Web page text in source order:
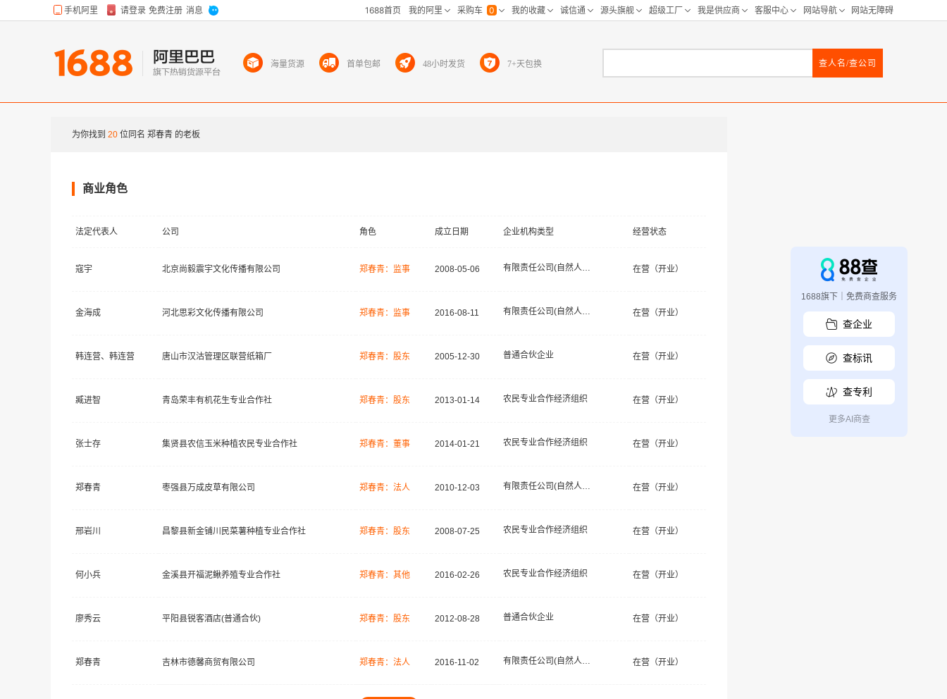
海量货源 首单包邮 48小时发货 7+天包换 查人名/查公司
为你找到 20 位同名 郑春青 的老板
商业角色
法定代表人 公司 角色 成立日期 企业机构类型 经营状态
寇宇 北京尚毅震宇文化传播有限公司 郑春青：监事 2008-05-06 有限责任公司(自然人投资或控股) 在营（开业）
金海成 河北思彩文化传播有限公司 郑春青：监事 2016-08-11 有限责任公司(自然人独资) 在营（开业）
韩连营、韩连营 唐山市汉沽管理区联营纸箱厂 郑春青：股东 2005-12-30 普通合伙企业 在营（开业）
臧进智 青岛荣丰有机花生专业合作社 郑春青：股东 2013-01-14 农民专业合作经济组织 在营（开业）
张士存 集贤县农信玉米种植农民专业合作社 郑春青：董事 2014-01-21 农民专业合作经济组织 在营（开业）
郑春青 枣强县万成皮草有限公司 郑春青：法人 2010-12-03 有限责任公司(自然人独资) 在营（开业）
邢岩川 昌黎县新金铺川民菜薯种植专业合作社 郑春青：股东 2008-07-25 农民专业合作经济组织 在营（开业）
何小兵 金溪县开福泥鳅养殖专业合作社 郑春青：其他 2016-02-26 农民专业合作经济组织 在营（开业）
廖秀云 平阳县锐客酒店(普通合伙) 郑春青：股东 2012-08-28 普通合伙企业 在营（开业）
郑春青 吉林市德馨商贸有限公司 郑春青：法人 2016-11-02 有限责任公司(自然人独资) 在营（开业）
1688旗下｜免费商查服务
查企业
查标讯
查专利
更多AI商查